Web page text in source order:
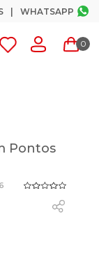
WHATSAPP
0
Pontos